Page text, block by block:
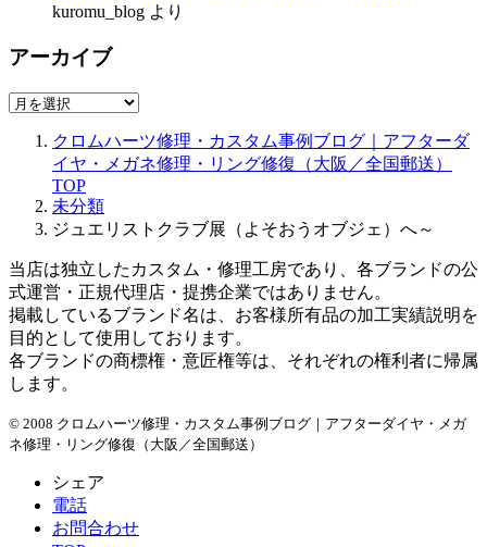
kuromu_blog より
アーカイブ
ア
クロムハーツ修理・カスタム事例ブログ｜アフターダ
イヤ・メガネ修理・リング修復（大阪／全国郵送）
TOP
未分類
ジュエリストクラブ展（よそおうオブジェ）へ～
当店は独立したカスタム・修理工房であり、各ブランドの公
式運営・正規代理店・提携企業ではありません。
掲載しているブランド名は、お客様所有品の加工実績説明を
目的として使用しております。
各ブランドの商標権・意匠権等は、それぞれの権利者に帰属
します。
© 2008 クロムハーツ修理・カスタム事例ブログ｜アフターダイヤ・メガ
ネ修理・リング修復（大阪／全国郵送）
シェア
電話
お問合わせ